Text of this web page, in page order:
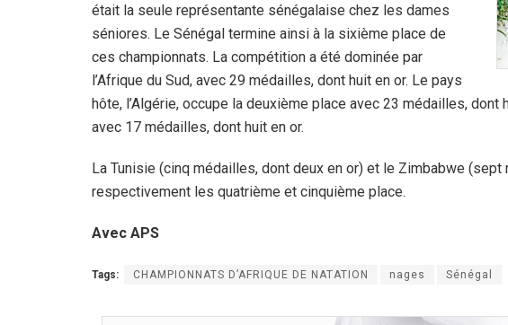
était la seule représentante sénégalaise chez les dames
séniores. Le Sénégal termine ainsi à la sixième place de
ces championnats. La compétition a été dominée par
l’Afrique du Sud, avec 29 médailles, dont huit en or. Le pays
hôte, l’Algérie, occupe la deuxième place avec 23 médailles, dont
avec 17 médailles, dont huit en or.
La Tunisie (cinq médailles, dont deux en or) et le Zimbabwe
respectivement les quatrième et cinquième place.
Avec APS
Tags: CHAMPIONNATS D’AFRIQUE DE NATATION nages Sénégal